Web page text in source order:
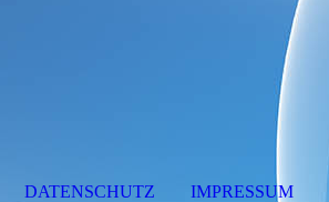
DATENSCHUTZ IMPRESSUM